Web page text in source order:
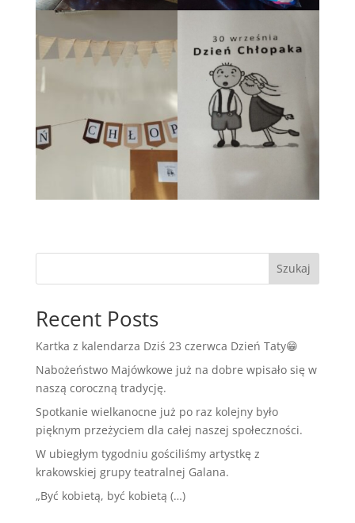
Szukaj
Recent Posts
Kartka z kalendarza Dziś 23 czerwca Dzień Taty😁
Nabożeństwo Majówkowe już na dobre wpisało się w
naszą coroczną tradycję.
Spotkanie wielkanocne już po raz kolejny było
pięknym przeżyciem dla całej naszej społeczności.
W ubiegłym tygodniu gościliśmy artystkę z
krakowskiej grupy teatralnej Galana.
„Być kobietą, być kobietą (…)